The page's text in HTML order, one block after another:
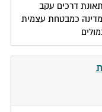
דרכים עקב
כמבטחת עצמית